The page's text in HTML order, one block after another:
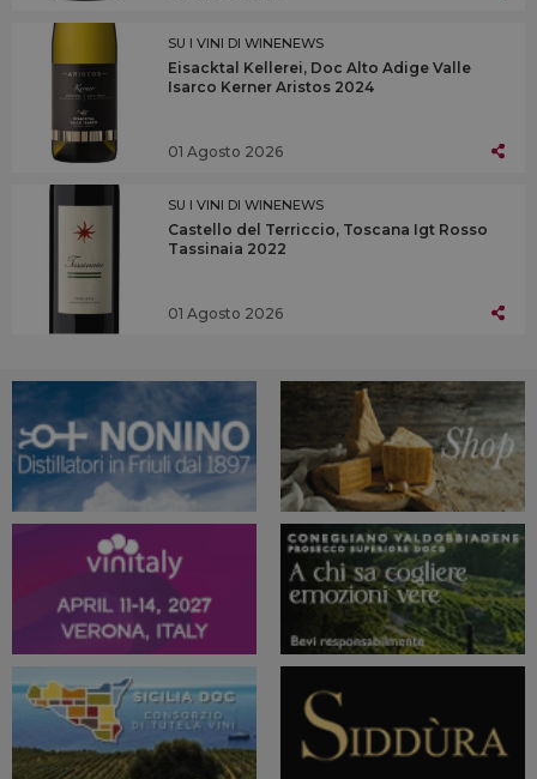
SU I VINI DI WINENEWS
Eisacktal Kellerei, Doc Alto Adige Valle
Isarco Kerner Aristos 2024
01 Agosto 2026
SU I VINI DI WINENEWS
Castello del Terriccio, Toscana Igt Rosso
Tassinaia 2022
01 Agosto 2026